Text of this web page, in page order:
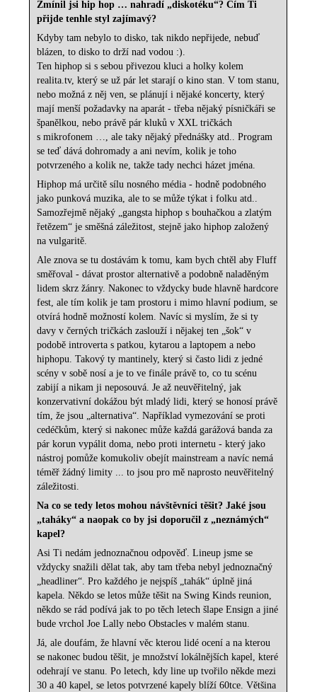
Zmínil jsi hip hop … nahradí „diskotéku“? Čím Ti
přijde tenhle styl zajímavý?
Kdyby tam nebylo to disko, tak nikdo nepřijede, nebuď
blázen, to disko to drží nad vodou :).
Ten hiphop si s sebou přivezou kluci a holky kolem
realita.tv, který se už pár let starají o kino stan. V tom stanu,
nebo možná z něj ven, se plánují i nějaké koncerty, který
mají menší požadavky na aparát - třeba nějaký písničkáři se
španělkou, nebo právě pár kluků v XXL tričkách
s mikrofonem …, ale taky nějaký přednášky atd.. Program
se teď dává dohromady a ani nevím, kolik je toho
potvrzeného a kolik ne, takže tady nechci házet jména.
Hiphop má určitě sílu nosného média - hodně podobného
jako punková muzika, ale to se může týkat i folku atd..
Samozřejmě nějaký „gangsta hiphop s bouhačkou a zlatým
řetězem“ je směšná záležitost, stejně jako hiphop založený
na vulgaritě.
Ale znova se tu dostávám k tomu, kam bych chtěl aby Fluff
směřoval - dávat prostor alternativě a podobně naladěným
lidem skrz žánry. Nakonec to vždycky bude hlavně hardcore
fest, ale tím kolik je tam prostoru i mimo hlavní podium, se
otvírá hodně možností kolem. Navíc si myslím, že si ty
davy v černých tričkách zaslouží i nějakej ten „šok“ v
podobě introverta s patkou, kytarou a laptopem a nebo
hiphopu. Takový ty mantinely, který si často lidi z jedné
scény v sobě nosí a je to ve finále právě to, co tu scénu
zabijí a nikam ji neposouvá. Je až neuvěřitelný, jak
konzervativní dokážou být mladý lidi, který se honosí právě
tím, že jsou „alternativa“. Například vymezování se proti
cedéčkům, který si nakonec může každá garážová banda za
pár korun vypálit doma, nebo proti internetu - který jako
nástroj pomůže komukoliv obejít mainstream a navíc nemá
téměř žádný limity ... to jsou pro mě naprosto neuvěřitelný
záležitosti.
Na co se tedy letos mohou návštěvníci těšit? Jaké jsou
„taháky“ a naopak co by jsi doporučil z „neznámých“
kapel?
Asi Ti nedám jednoznačnou odpověď. Lineup jsme se
vždycky snažili dělat tak, aby tam třeba nebyl jednoznačný
„headliner“. Pro každého je nejspíš „tahák“ úplně jiná
kapela. Někdo se letos může těšit na Swing Kinds reunion,
někdo se rád podívá jak to po těch letech šlape Ensign a jiné
bude vrchol Joe Lally nebo Obstacles v malém stanu.
Já, ale doufám, že hlavní věc kterou lidé ocení a na kterou
se nakonec budou těšit, je množství lokálnějších kapel, které
odehrají ve stanu. Po letech, kdy line up tvořilo někde mezi
30 a 40 kapel, se letos potvrzené kapely blíží 60tce. Většina